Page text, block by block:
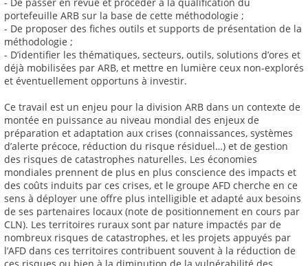
portefeuille ARB sur la base de cette méthodologie ;
- De proposer des fiches outils et supports de présentation de la
méthodologie ;
- D’identifier les thématiques, secteurs, outils, solutions d’ores et
déjà mobilisées par ARB, et mettre en lumière ceux non-explorés
et éventuellement opportuns à investir.
Ce travail est un enjeu pour la division ARB dans un contexte de
montée en puissance au niveau mondial des enjeux de
préparation et adaptation aux crises (connaissances, systèmes
d’alerte précoce, réduction du risque résiduel…) et de gestion
des risques de catastrophes naturelles. Les économies
mondiales prennent de plus en plus conscience des impacts et
des coûts induits par ces crises, et le groupe AFD cherche en ce
sens à déployer une offre plus intelligible et adapté aux besoins
de ses partenaires locaux (note de positionnement en cours par
CLN). Les territoires ruraux sont par nature impactés par de
nombreux risques de catastrophes, et les projets appuyés par
l’AFD dans ces territoires contribuent souvent à la réduction de